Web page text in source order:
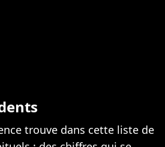
trouve dans cette liste de